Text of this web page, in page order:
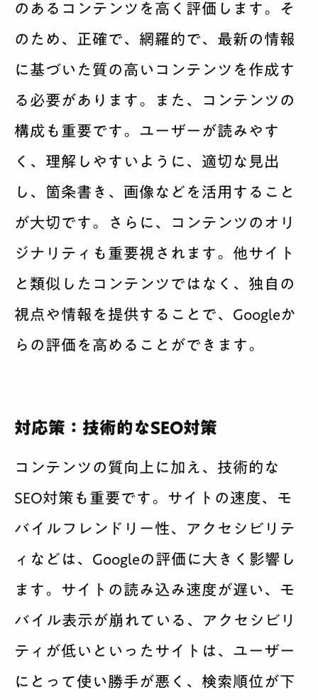
のあるコンテンツを高く評価します。そ
のため、正確で、網羅的で、最新の情報
に基づいた質の高いコンテンツを作成す
る必要があります。また、コンテンツの
構成も重要です。ユーザーが読みやす
く、理解しやすいように、適切な見出
し、箇条書き、画像などを活用すること
が大切です。さらに、コンテンツのオリ
ジナリティも重要視されます。他サイト
と類似したコンテンツではなく、独自の
視点や情報を提供することで、Googleか
らの評価を高めることができます。
対応策：技術的なSEO対策
コンテンツの質向上に加え、技術的な
SEO対策も重要です。サイトの速度、モ
バイルフレンドリー性、アクセシビリテ
ィなどは、Googleの評価に大きく影響し
ます。サイトの読み込み速度が遅い、モ
バイル表示が崩れている、アクセシビリ
ティが低いといったサイトは、ユーザー
にとって使い勝手が悪く、検索順位が下